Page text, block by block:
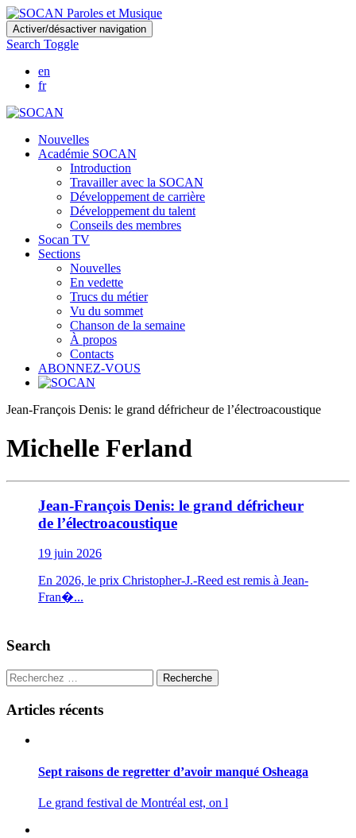
Skip
to
main
content
Activer/désactiver navigation
Search Toggle
en
fr
Nouvelles
Académie SOCAN
Introduction
Travailler avec la SOCAN
Développement de carrière
Développement du talent
Conseils des membres
Socan TV
Sections
Nouvelles
En vedette
Trucs du métier
Vu du sommet
Chanson de la semaine
À propos
Contacts
ABONNEZ-VOUS
Jean-François Denis: le grand défricheur de l’électroacoustique
Michelle Ferland
Jean-François Denis: le grand défricheur
de l’électroacoustique
19 juin 2026
En 2026, le prix Christopher-J.-Reed est remis à Jean-
Fran�...
Search
Recherche
Articles récents
Sept raisons de regretter d’avoir manqué Osheaga
Le grand festival de Montréal est, on l